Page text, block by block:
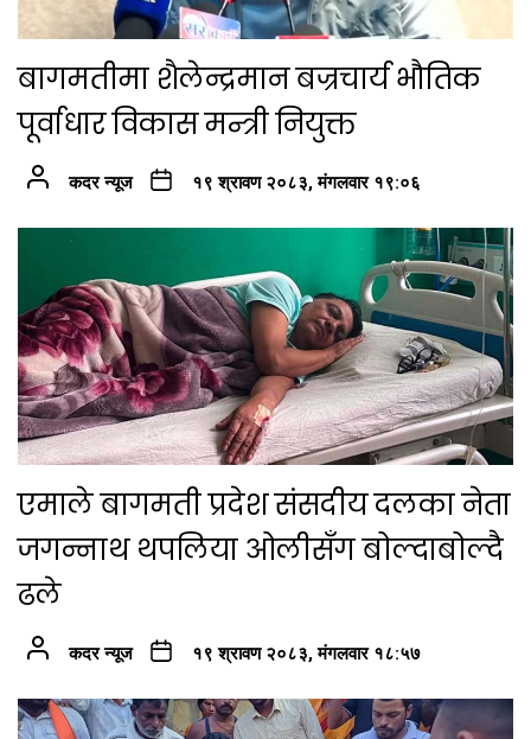
बागमतीमा शैलेन्द्रमान बज्रचार्य भौतिक
पूर्वाधार विकास मन्त्री नियुक्त
कदर न्यूज १९ श्रावण २०८३, मंगलवार १९:०६
एमाले बागमती प्रदेश संसदीय दलका नेता
जगन्नाथ थपलिया ओलीसँग बोल्दाबोल्दै
ढले
कदर न्यूज १९ श्रावण २०८३, मंगलवार १८:५७